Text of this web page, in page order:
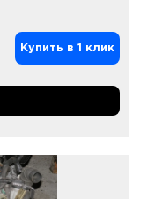
Купить в 1 клик